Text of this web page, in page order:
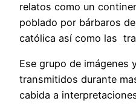
relatos como un
poblado por bárbaros
católica así como las
Ese grupo de imágenes
transmitidos durante
cabida a